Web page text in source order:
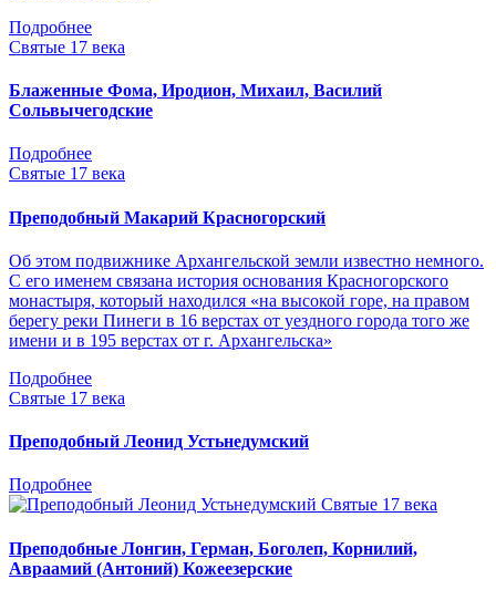
Подробнее
Святые 17 века
Блаженные Фома, Иродион, Михаил, Василий
Сольвычегодские
Подробнее
Святые 17 века
Преподобный Макарий Красногорский
Об этом подвижнике Архангельской земли известно немного.
С его именем связана история основания Красногорского
монастыря, который находился «на высокой горе, на правом
берегу реки Пинеги в 16 верстах от уездного города того же
имени и в 195 верстах от г. Архангельска»
Подробнее
Святые 17 века
Преподобный Леонид Устьнедумский
Подробнее
Святые 17 века
Преподобные Лонгин, Герман, Боголеп, Корнилий,
Авраамий (Антоний) Кожеезерские